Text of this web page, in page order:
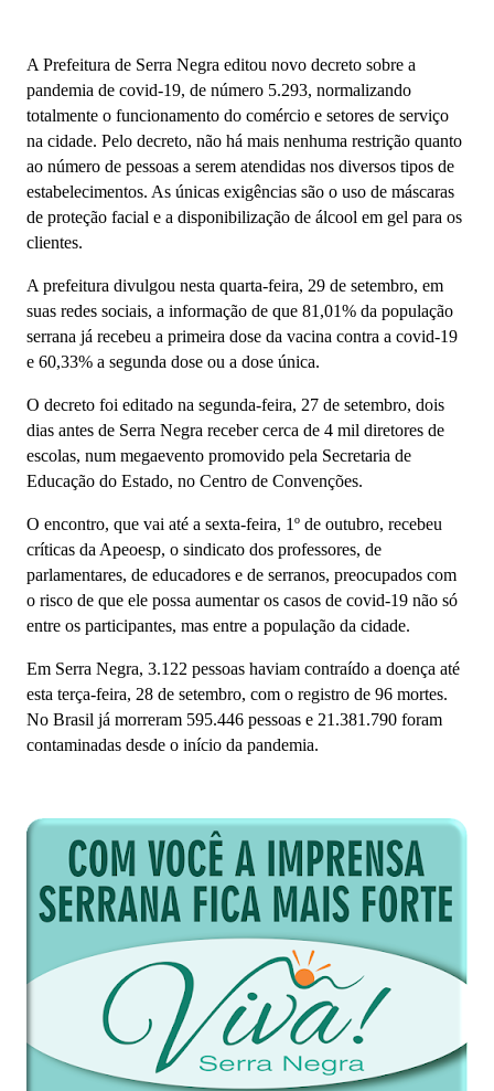
A Prefeitura de Serra Negra editou novo decreto sobre a
pandemia de covid-19, de número 5.293, normalizando
totalmente o funcionamento do comércio e setores de serviço
na cidade. Pelo decreto, não há mais nenhuma restrição quanto
ao número de pessoas a serem atendidas nos diversos tipos de
estabelecimentos. As únicas exigências são o uso de máscaras
de proteção facial e a disponibilização de álcool em gel para os
clientes.
A prefeitura divulgou nesta quarta-feira, 29 de setembro, em
suas redes sociais, a informação de que 81,01% da população
serrana já recebeu a primeira dose da vacina contra a covid-19
e 60,33% a segunda dose ou a dose única.
O decreto foi editado na segunda-feira, 27 de setembro, dois
dias antes de Serra Negra receber cerca de 4 mil diretores de
escolas, num megaevento promovido pela Secretaria de
Educação do Estado, no Centro de Convenções.
O encontro, que vai até a sexta-feira, 1º de outubro, recebeu
críticas da Apeoesp, o sindicato dos professores, de
parlamentares, de educadores e de serranos, preocupados com
o risco de que ele possa aumentar os casos de covid-19 não só
entre os participantes, mas entre a população da cidade.
Em Serra Negra, 3.122 pessoas haviam contraído a doença até
esta terça-feira, 28 de setembro, com o registro de 96 mortes.
No Brasil já morreram 595.446 pessoas e 21.381.790 foram
contaminadas desde o início da pandemia.